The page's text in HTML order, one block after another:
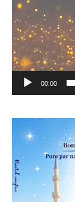
00:00